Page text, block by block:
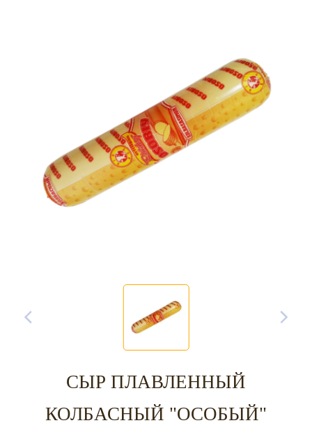
СЫР ПЛАВЛЕННЫЙ
КОЛБАСНЫЙ "ОСОБЫЙ"